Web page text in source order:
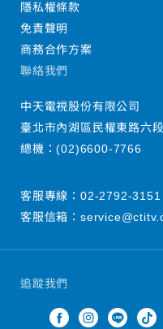
追蹤我們
隱私權條款
免責聲明
商務合作方案
聯絡我們
中天電視股份有限公司
臺北市內湖區民權東路六
總機：(02)6600-7766
客服專線： 02-2792-3151
客服信箱：